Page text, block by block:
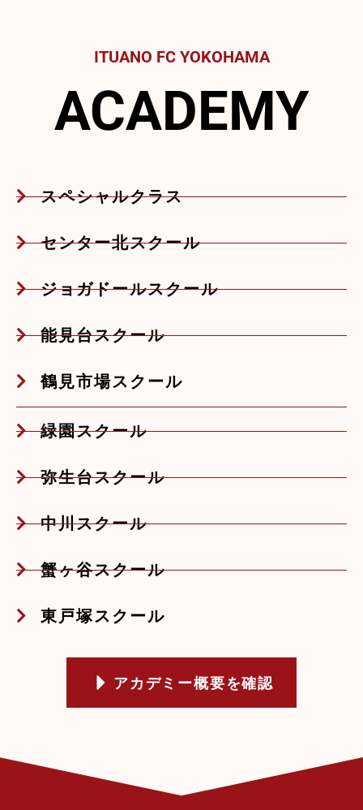
ITUANO FC YOKOHAMA
ACADEMY
スペシャルクラス
センター北スクール
ジョガドールスクール
能見台スクール
鶴見市場スクール
緑園スクール
弥生台スクール
中川スクール
蟹ヶ谷スクール
東戸塚スクール
アカデミー概要を確認